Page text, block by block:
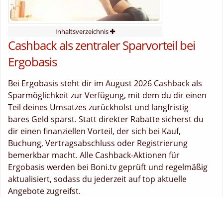
Inhaltsverzeichnis
Cashback als zentraler Sparvorteil bei
Ergobasis
Bei Ergobasis steht dir im August 2026 Cashback als
Sparmöglichkeit zur Verfügung, mit dem du dir einen
Teil deines Umsatzes zurückholst und langfristig
bares Geld sparst. Statt direkter Rabatte sicherst du
dir einen finanziellen Vorteil, der sich bei Kauf,
Buchung, Vertragsabschluss oder Registrierung
bemerkbar macht. Alle Cashback-Aktionen für
Ergobasis werden bei Boni.tv geprüft und regelmäßig
aktualisiert, sodass du jederzeit auf top aktuelle
Angebote zugreifst.